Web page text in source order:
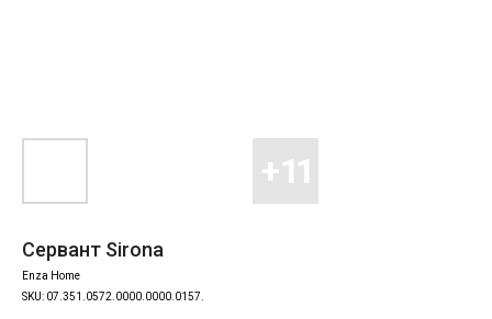
Сервант Sirona
Enza Home
SKU: 07.351.0572.0000.0000.0157.